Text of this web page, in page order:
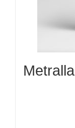
Metralla